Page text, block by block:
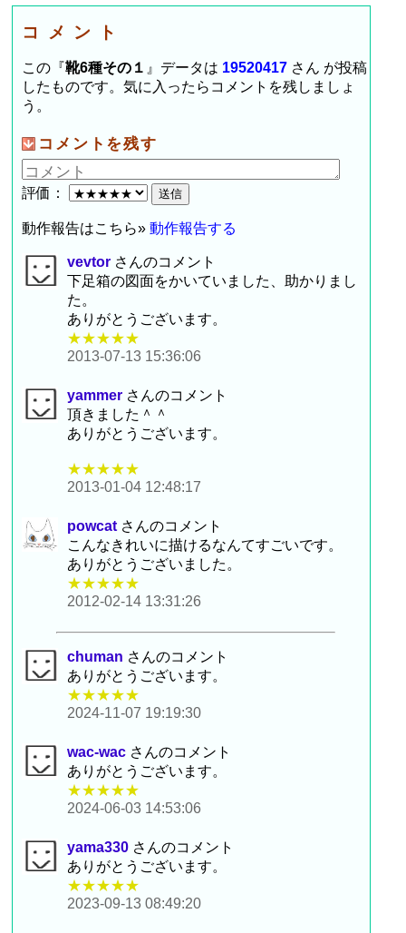
コメント
この『靴6種その１ 』データは 19520417 さん が投稿
したものです。気に入ったらコメントを残しましょ
う。
コメントを残す
評価：
動作報告はこちら»動作報告する
vevtor さんのコメント
下足箱の図面をかいていました、助かりまし
た。
ありがとうございます。
★★★★★
2013-07-13 15:36:06
yammer さんのコメント
頂きました＾＾
ありがとうございます。
★★★★★
2013-01-04 12:48:17
powcat さんのコメント
こんなきれいに描けるなんてすごいです。
ありがとうございました。
★★★★★
2012-02-14 13:31:26
chuman さんのコメント
ありがとうございます。
★★★★★
2024-11-07 19:19:30
wac-wac さんのコメント
ありがとうございます。
★★★★★
2024-06-03 14:53:06
yama330 さんのコメント
ありがとうございます。
★★★★★
2023-09-13 08:49:20